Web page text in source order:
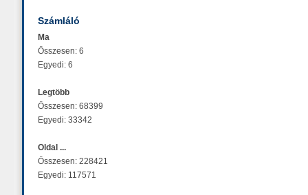
Számláló
Ma
Összesen: 6
Egyedi: 6
Legtöbb
Összesen: 68399
Egyedi: 33342
Oldal ...
Összesen: 228421
Egyedi: 117571